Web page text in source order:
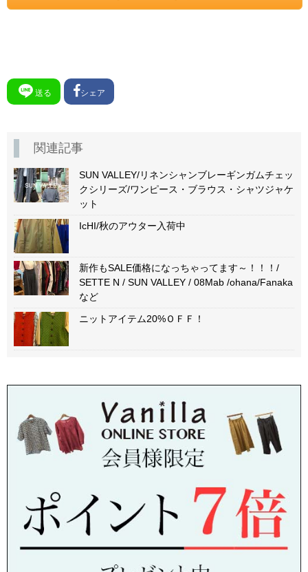
送る シェア
関連記事
SUN VALLEY/リネンシャンブレーギンガムチェッ
クシリーズ/ワンピース・ブラウス・シャツジャケ
ット
IcHI/秋のアウター入荷中
新作もSALE価格になっちゃってます～！！！/
SETTE N / SUN VALLEY / 08Mab /ohana/Fanaka
など
ニットアイテム20%ＯＦＦ！